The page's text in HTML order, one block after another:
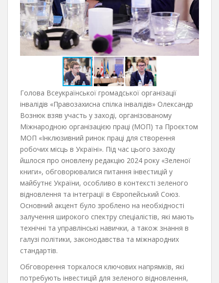
Голова Всеукраїнської громадської організації
інвалідів «Правозахисна спілка інвалідів» Олександр
Вознюк взяв участь у заході, організованому
Міжнародною організацією праці (МОП) та Проєктом
МОП «Інклюзивний ринок праці для створення
робочих місць в Україні». Під час цього заходу
йшлося про оновлену редакцію 2024 року «Зеленої
книги», обговорювалися питання інвестицій у
майбутнє України, особливо в контексті зеленого
відновлення та інтеграції в Європейський Союз.
Основний акцент було зроблено на необхідності
залучення широкого спектру спеціалістів, які мають
технічні та управлінські навички, а також знання в
галузі політики, законодавства та міжнародних
стандартів.
Обговорення торкалося ключових напрямків, які
потребують інвестицій для зеленого відновлення,